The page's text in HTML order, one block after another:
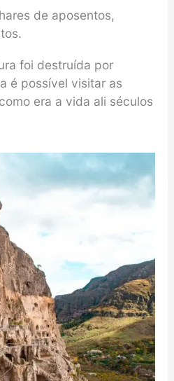
de aposentos,
foi destruída por
é possível visitar as
era a vida ali séculos